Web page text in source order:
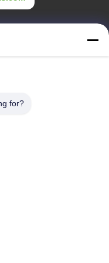
город Гуанчжоу
for?